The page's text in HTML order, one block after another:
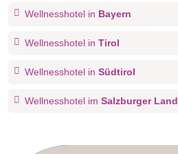
Wellnesshotel in Bayern
Wellnesshotel in Tirol
Wellnesshotel in Südtirol
Wellnesshotel im Salzburger Land